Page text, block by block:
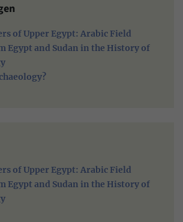
of Upper Egypt: Arabic Field
Egypt and Sudan in the History of
of Upper Egypt: Arabic Field
Egypt and Sudan in the History of